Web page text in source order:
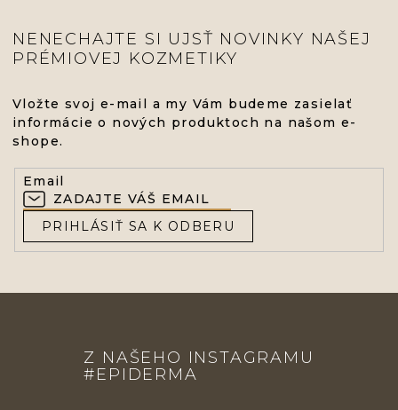
NENECHAJTE SI UJSŤ NOVINKY NAŠEJ
PRÉMIOVEJ KOZMETIKY
Vložte svoj e-mail a my Vám budeme zasielať
informácie o nových produktoch na našom e-
shope.
Email
PRIHLÁSIŤ SA K ODBERU
Z NAŠEHO INSTAGRAMU
#EPIDERMA